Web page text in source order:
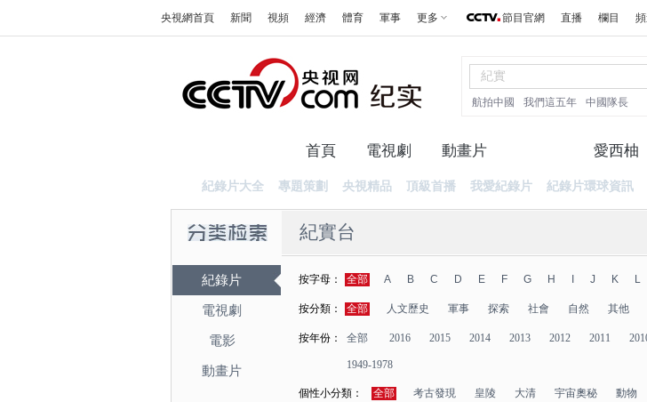
央視網首頁 新聞 視頻 經濟 體育 軍事 更多 節目官網 直播 欄目
航拍中國 我們這五年 中國隊長
首頁 電視劇 動畫片
紀錄片大全 專題策劃 央視精品 頂級首播 我愛紀錄片 紀錄片環球資訊
愛西柚
紀錄片
電視劇
電影
動畫片
紀實台
按字母： 全部 A B C D E F G H J K L
按分類： 全部 人文歷史 軍事 探索 社會 自然 其他
按年份： 全部 2016 2015 2014 2013 2012 2011
1949-1978
個性小分類： 全部 考古發現 皇陵 大清 宇宙奧秘 動物